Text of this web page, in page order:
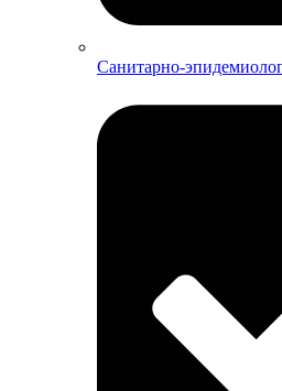
Санитарно-